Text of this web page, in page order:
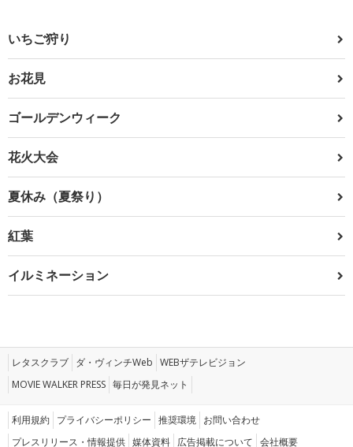
いちご狩り
お花見
ゴールデンウィーク
花火大会
夏休み（夏祭り）
紅葉
イルミネーション
レタスクラブ ダ・ヴィンチWeb WEBザテレビジョン
MOVIE WALKER PRESS 毎日が発見ネット
利用規約 プライバシーポリシー 推奨環境 お問い合わせ
プレスリリース・情報提供 媒体資料 広告掲載について 会社概要